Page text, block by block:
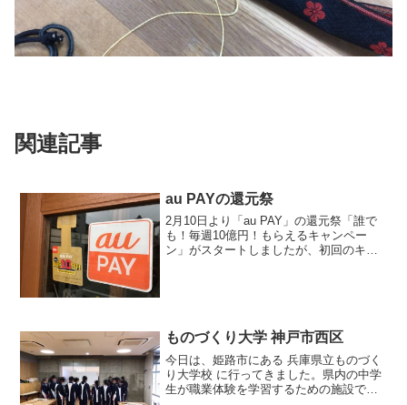
関連記事
au PAYの還元祭
2月10日より「au PAY」の還元祭「誰で
も！毎週10億円！もらえるキャンペー
ン」がスタートしましたが、初回のキャ
ものづくり大学 神戸市西区
今日は、姫路市にある 兵庫県立ものづく
り大学校 に行ってきました。県内の中学
生が職業体験を学習するための施設で、